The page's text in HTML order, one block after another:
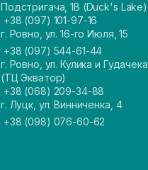
Подстригача, 1В (Duck's Lake)
+38 (097) 101-97-16
г. Ровно, ул. 16-го Июля, 15
+38 (097) 544-61-44
г. Ровно, ул. Кулика и
(ТЦ Экватор)
+38 (068) 209-34-88
г. Луцк, ул. Винниченка, 4
+38 (098) 076-60-62